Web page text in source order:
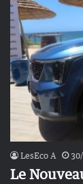
LesEco A
Le